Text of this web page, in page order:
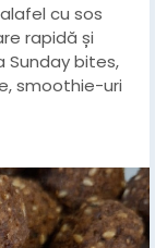
cu sos
rapidă și
Sunday bites,
smoothie-uri
ce rețete?
si-sos-